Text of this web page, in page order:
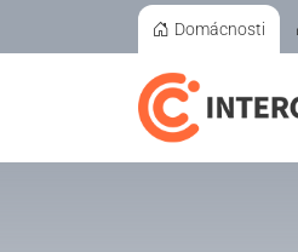
Domácnosti